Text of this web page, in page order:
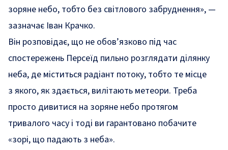
зоряне небо, тобто без світлового забруднення», —
зазначає Іван Крачко.
Він розповідає, що не обов’язково під час
спостережень Персеїд пильно розглядати ділянку
неба, де міститься радіант потоку, тобто те місце
з якого, як здається, вилітають метеори. Треба
просто дивитися на зоряне небо протягом
тривалого часу і тоді ви гарантовано побачите
«зорі, що падають з неба».